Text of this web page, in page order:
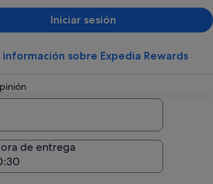
Iniciar sesión
información sobre Expedia Rewards
de entrega